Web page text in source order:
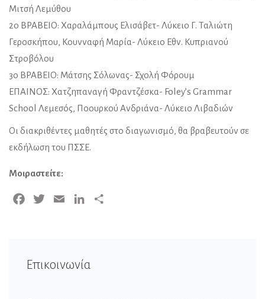
Μιτσή Λεμύθου
2ο ΒΡΑΒΕΙΟ: Χαραλάμπους Ελισάβετ- Λύκειο Γ. Ταλιώτη
Γεροσκήπου, Κουνναφή Μαρία- Λύκειο Εθν. Κυπριανού
Στροβόλου
3ο ΒΡΑΒΕΙΟ: Μάτσης Σόλωνας- Σχολή Φόρουμ
ΕΠΑΙΝΟΣ: Χατζηπαναγή Φραντζέσκα- Foley’s Grammar
School Λεμεσός, Ποουρκού Ανδριάνα- Λύκειο Λιβαδιών
Οι διακριθέντες μαθητές στο διαγωνισμό, θα βραβευτούν σε
εκδήλωση του ΠΣΣΕ.
Μοιραστείτε:
Facebook
Twitter Email LinkedIn
Επικοινωνία